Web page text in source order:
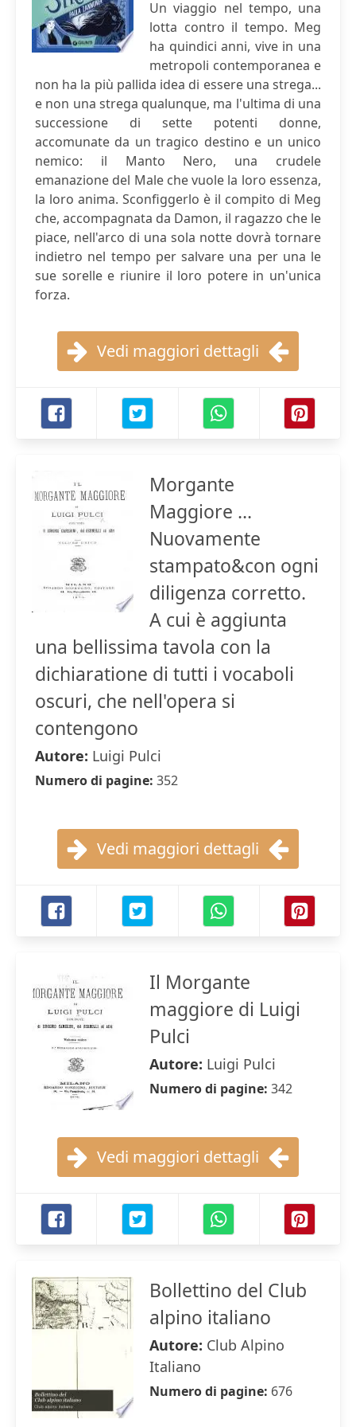
Un viaggio nel tempo, una
lotta contro il tempo. Meg
ha quindici anni, vive in una
metropoli contemporanea e
non ha la più pallida idea di essere una strega...
e non una strega qualunque, ma l'ultima di una
successione di sette potenti donne,
accomunate da un tragico destino e un unico
nemico: il Manto Nero, una crudele
emanazione del Male che vuole la loro essenza,
la loro anima. Sconfiggerlo è il compito di Meg
che, accompagnata da Damon, il ragazzo che le
piace, nell'arco di una sola notte dovrà tornare
indietro nel tempo per salvare una per una le
sue sorelle e riunire il loro potere in un'unica
forza.
Vedi maggiori dettagli
Morgante
Maggiore ...
Nuovamente
stampato&con ogni
diligenza corretto.
A cui è aggiunta
una bellissima tavola con la
dichiaratione di tutti i vocaboli
oscuri, che nell'opera si
contengono
Autore: Luigi Pulci
Numero di pagine: 352
Vedi maggiori dettagli
Il Morgante
maggiore di Luigi
Pulci
Autore: Luigi Pulci
Numero di pagine: 342
Vedi maggiori dettagli
Bollettino del Club
alpino italiano
Autore: Club Alpino
Italiano
Numero di pagine: 676